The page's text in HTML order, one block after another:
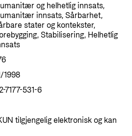
og lenker
og helhetlig innsats,
innsats, Sårbarhet,
stater og kontekster,
Stabilisering, Helhetlig
1998
7177-531-6
tilgjengelig elektronisk og kan